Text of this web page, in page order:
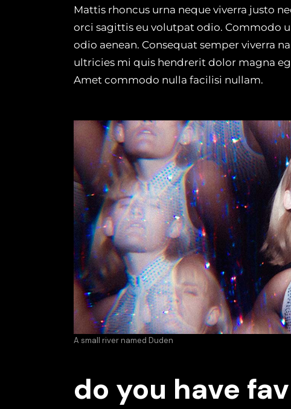
Mattis rhoncus urna neque viverra justo
orci sagittis eu volutpat odio. Commodo
odio aenean. Consequat semper viverra
ultricies mi quis hendrerit dolor magna
Amet commodo nulla facilisi nullam.
A small river named Duden
do you have